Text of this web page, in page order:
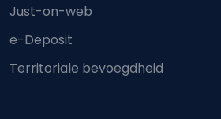
Just-on-web
e-Deposit
Territoriale bevoegdheid